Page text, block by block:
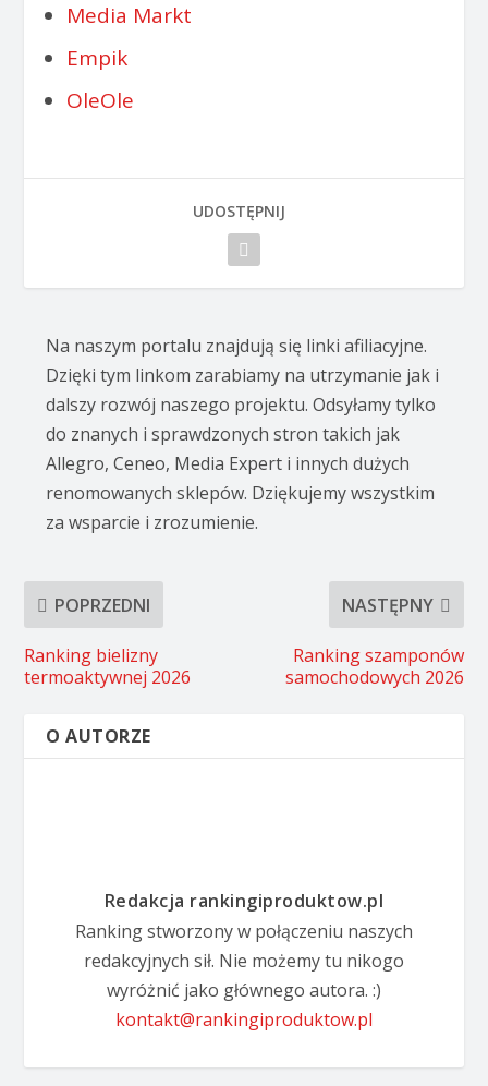
Media Markt
Empik
OleOle
UDOSTĘPNIJ
Na naszym portalu znajdują się linki afiliacyjne.
Dzięki tym linkom zarabiamy na utrzymanie jak i
dalszy rozwój naszego projektu. Odsyłamy tylko
do znanych i sprawdzonych stron takich jak
Allegro, Ceneo, Media Expert i innych dużych
renomowanych sklepów. Dziękujemy wszystkim
za wsparcie i zrozumienie.
POPRZEDNI
Ranking bielizny
termoaktywnej 2026
NASTĘPNY
Ranking szamponów
samochodowych 2026
O AUTORZE
Redakcja rankingiproduktow.pl
Ranking stworzony w połączeniu naszych
redakcyjnych sił. Nie możemy tu nikogo
wyróżnić jako głównego autora. :)
kontakt@rankingiproduktow.pl